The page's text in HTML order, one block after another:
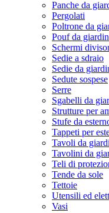
Panche da
Pergolati
Poltrone da
Pouf da
Schermi
Sedie a sdraio
Sedie da
Sedute sospese
Serre
Sgabelli da
Strutture per
Stufe da
Tappeti per
Tavoli da
Tavolini da
Teli di
Tende da sole
Tettoie
Utensili ed
Vasi